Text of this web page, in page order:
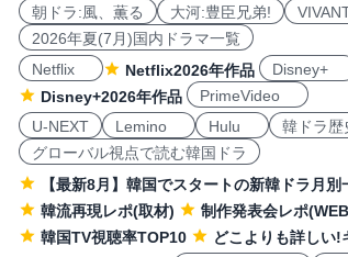
朝ドラ:風、薫る 大河:豊臣兄弟!
2026年夏(7月)国内ドラマ一覧
Netflix
Netflix2026年作品
Disney+
Disney+2026年作品
PrimeVideo
U-NEXT
Lemino Hulu
韓ドラ歴
グローバル視点で読む韓国ドラ
【最新8月】韓国でスタートの新韓ドラ月別
韓流再現レポ(取材)
制作発表会レポ
韓国TV視聴率TOP10
どこよりも詳しい!